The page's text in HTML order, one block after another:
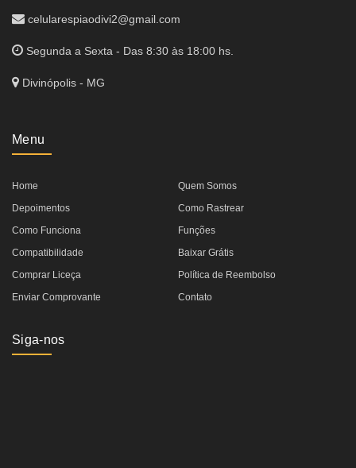
celularespiaodivi2@gmail.com
Segunda a Sexta - Das 8:30 às 18:00 hs.
Divinópolis - MG
Menu
Home
Quem Somos
Depoimentos
Como Rastrear
Como Funciona
Funções
Compatibilidade
Baixar Grátis
Comprar Liceça
Política de Reembolso
Enviar Comprovante
Contato
Siga-nos